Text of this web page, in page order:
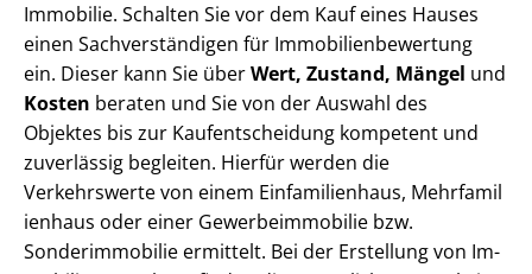
Immobilie. Schalten Sie vor dem Kauf eines Hauses
einen Sach­ver­stän­di­gen für Im­mo­bi­li­en­be­wer­tung
ein. Dieser kann Sie überWert, Zustand, Mängel und
Kosten beraten und Sie von der Auswahl des
Objektes bis zur Kauf­ent­schei­dung kompetent und
zuverlässig begleiten. Hierfür werden die
Verkehrswerte von einem Einfamilienhaus, Mehr­fa­mi­l
i­en­haus oder einer Ge­wer­be­im­mo­bi­lie bzw.
Sonderimmobilie ermittelt. Bei der Erstellung von Im­